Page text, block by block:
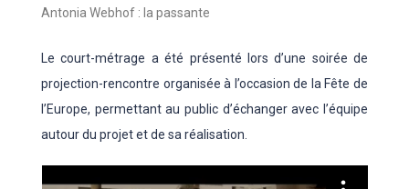
Antonia Webhof : la passante
Le court-métrage a été présenté lors d’une soirée de
projection-rencontre organisée à l’occasion de la Fête de
l’Europe, permettant au public d’échanger avec l’équipe
autour du projet et de sa réalisation.